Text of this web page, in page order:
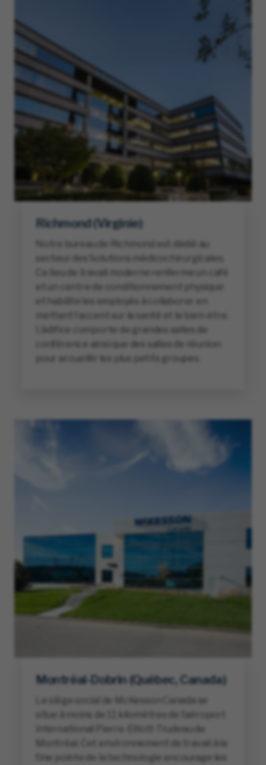
Richmond (Virginie)
Notre bureau de Richmond est dédié au
mettant l’accent sur la santé et le bien-être.
pour accueillir les plus petits groupes.
Montréal-Dobrin (Québec, Canada)
Le siège social de McKesson Canada se
situe à moins de 11 kilomètres de l’aéroport
international Pierre-Elliott-Trudeau de
Montréal. Cet environnement de travail à la
fine pointe de la technologie encourage les